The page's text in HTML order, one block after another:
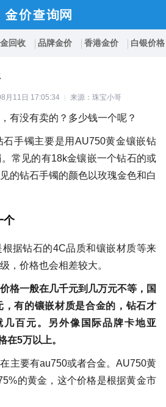
回收 品牌金价 香港金价 白银价格
月11日 17:05:34 来源：珠宝小哥
有没有卖的？多少钱一个呢？
手镯主要是用AU750黄金镶嵌钻
常见的有18k金镶嵌一个钻石的或
的钻石手镯的颜色以玫瑰金色和白
个
据钻石的4C品质和镶嵌材质等来
，价格也会相差较大。
格一般在几千元到几万元不等，国
，有的镶嵌材质是合金的，钻石才
几百元。另外像国际品牌卡地亚
在5万以上。
主要有au750或者合金。AU750黄
的黄金，这个价格是根据黄金市